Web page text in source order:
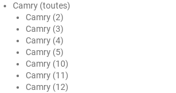
Holden
Honda
Hummer
Hyundai
Camry (toutes)
Camry (2)
Camry (3)
Camry (4)
Camry (5)
Camry (10)
Camry (11)
Camry (12)